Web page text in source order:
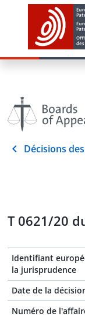
Décisions
T 0621/20
Identifiant
la jurisprudence
Date de la
Numéro de